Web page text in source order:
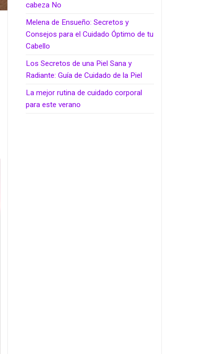
cabeza No
Melena de Ensueño: Secretos y
Consejos para el Cuidado Óptimo de tu
Cabello
Los Secretos de una Piel Sana y
Radiante: Guía de Cuidado de la Piel
La mejor rutina de cuidado corporal
para este verano